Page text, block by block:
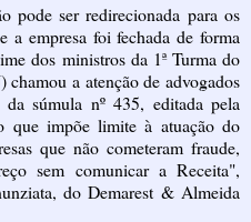
pode ser redirecionada para os
a empresa foi fechada de forma
dos ministros da 1ª Turma do
a atenção de advogados
súmula nº 435, editada pela
que impõe limite à atuação do
que não cometeram fraude,
sem comunicar a Receita",
do Demarest & Almeida